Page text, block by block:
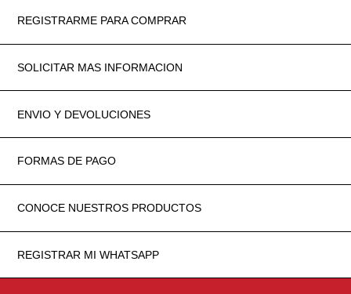
REGISTRARME PARA COMPRAR
SOLICITAR MAS INFORMACION
ENVIO Y DEVOLUCIONES
FORMAS DE PAGO
CONOCE NUESTROS PRODUCTOS
REGISTRAR MI WHATSAPP